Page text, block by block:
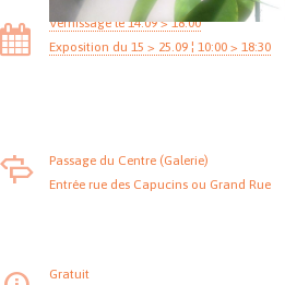
Vernissage le 14.09 > 18:00
Exposition du 15 > 25.09 ¦ 10:00 > 18:30
Passage du Centre (Galerie)
Entrée rue des Capucins ou Grand Rue
Gratuit